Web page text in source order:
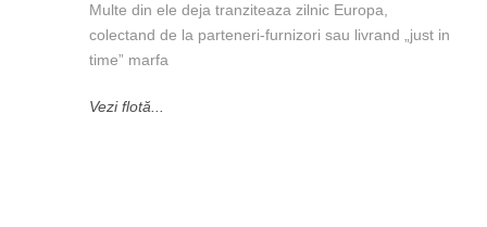
Multe din ele deja tranziteaza zilnic Europa,
colectand de la parteneri-furnizori sau livrand „just in
time” marfa
Vezi flotă...